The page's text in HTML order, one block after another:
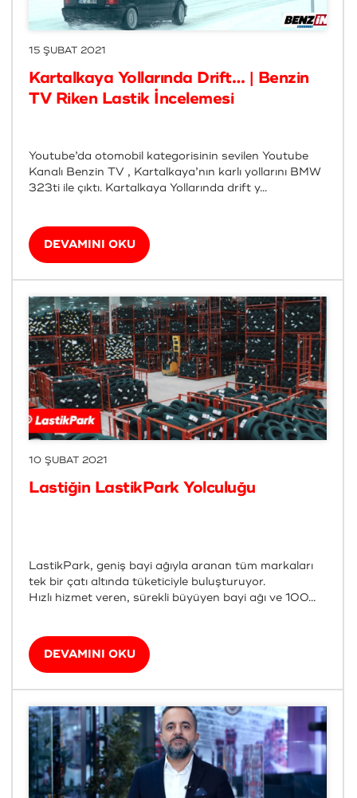
15 ŞUBAT 2021
Kartalkaya Yollarında Drift… | Benzin
TV Riken Lastik İncelemesi
Youtube’da otomobil kategorisinin sevilen Youtube
Kanalı Benzin TV , Kartalkaya’nın karlı yollarını BMW
323ti ile çıktı. Kartalkaya Yollarında drift y...
DEVAMINI OKU
10 ŞUBAT 2021
Lastiğin LastikPark Yolculuğu
LastikPark, geniş bayi ağıyla aranan tüm markaları
tek bir çatı altında tüketiciyle buluşturuyor.
Hızlı hizmet veren, sürekli büyüyen bayi ağı ve 100...
DEVAMINI OKU